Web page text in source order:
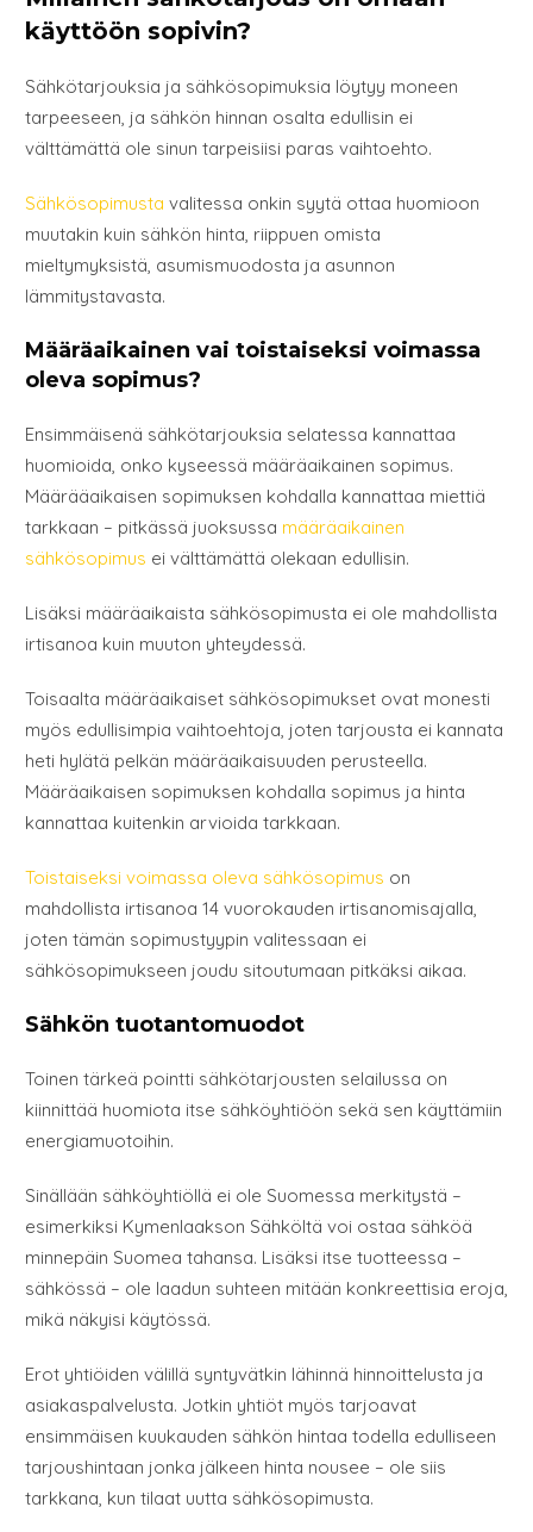
käyttöön sopivin?
Sähkötarjouksia ja sähkösopimuksia löytyy moneen
tarpeeseen, ja sähkön hinnan osalta edullisin ei
välttämättä ole sinun tarpeisiisi paras vaihtoehto.
Sähkösopimusta valitessa onkin syytä ottaa huomioon
muutakin kuin sähkön hinta, riippuen omista
mieltymyksistä, asumismuodosta ja asunnon
lämmitystavasta.
Määräaikainen vai toistaiseksi voimassa
oleva sopimus?
Ensimmäisenä sähkötarjouksia selatessa kannattaa
huomioida, onko kyseessä määräaikainen sopimus.
Määrääaikaisen sopimuksen kohdalla kannattaa miettiä
tarkkaan – pitkässä juoksussa määräaikainen
sähkösopimus ei välttämättä olekaan edullisin.
Lisäksi määräaikaista sähkösopimusta ei ole mahdollista
irtisanoa kuin muuton yhteydessä.
Toisaalta määräaikaiset sähkösopimukset ovat monesti
myös edullisimpia vaihtoehtoja, joten tarjousta ei kannata
heti hylätä pelkän määräaikaisuuden perusteella.
Määräaikaisen sopimuksen kohdalla sopimus ja hinta
kannattaa kuitenkin arvioida tarkkaan.
Toistaiseksi voimassa oleva sähkösopimus on
mahdollista irtisanoa 14 vuorokauden irtisanomisajalla,
joten tämän sopimustyypin valitessaan ei
sähkösopimukseen joudu sitoutumaan pitkäksi aikaa.
Sähkön tuotantomuodot
Toinen tärkeä pointti sähkötarjousten selailussa on
kiinnittää huomiota itse sähköyhtiöön sekä sen käyttämiin
energiamuotoihin.
Sinällään sähköyhtiöllä ei ole Suomessa merkitystä –
esimerkiksi Kymenlaakson Sähköltä voi ostaa sähköä
minnepäin Suomea tahansa. Lisäksi itse tuotteessa –
sähkössä – ole laadun suhteen mitään konkreettisia eroja,
mikä näkyisi käytössä.
Erot yhtiöiden välillä syntyvätkin lähinnä hinnoittelusta ja
asiakaspalvelusta. Jotkin yhtiöt myös tarjoavat
ensimmäisen kuukauden sähkön hintaa todella edulliseen
tarjoushintaan jonka jälkeen hinta nousee – ole siis
tarkkana, kun tilaat uutta sähkösopimusta.